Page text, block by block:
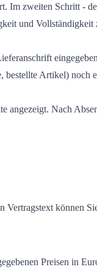
zweiten Schritt -
und
Artikel)
Nach
können
Preisen in